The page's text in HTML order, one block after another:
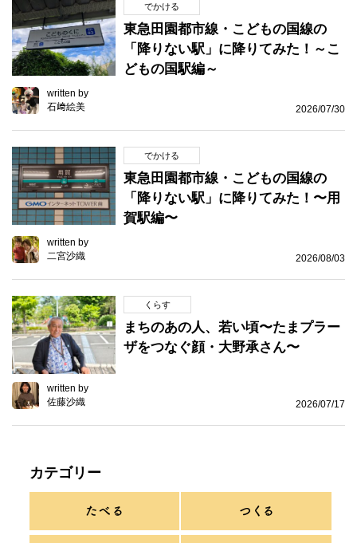
でかける
東急田園都市線・こどもの国線の
「降りない駅」に降りてみた！～こ
どもの国駅編～
written by
石﨑絵美
2026/07/30
でかける
東急田園都市線・こどもの国線の
「降りない駅」に降りてみた！〜用
賀駅編〜
written by
二宮沙織
2026/08/03
くらす
まちのあの人、若い頃〜たまプラー
ザをつなぐ顔・大野承さん〜
written by
佐藤沙織
2026/07/17
カテゴリー